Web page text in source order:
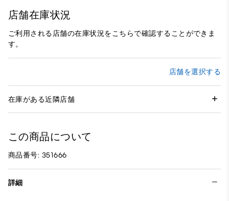
店舗在庫状況
ご利用される店舗の在庫状況をこちらで確認することができま
す。
店舗を選択する
在庫がある近隣店舗
この商品について
商品番号: 351666
詳細